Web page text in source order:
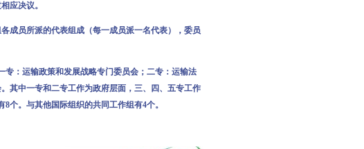
应决议。
员所派的代表组成（每一成员派一名代表），委员
：运输政策和发展战略专门委员会；二专：运输法
其中一专和二专工作为政府层面，三、四、五专工作
个。与其他国际组织的共同工作组有4个。